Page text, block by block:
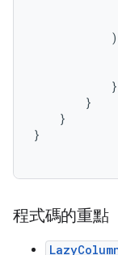
)
}
}
}
}
程式碼的重點